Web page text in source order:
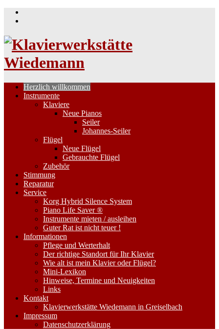
Skip
Herzlich willkommen
Instrumente
Klaviere
Neue Pianos
Seiler
Johannes-Seiler
Flügel
Neue Flügel
Gebrauchte Flügel
Zubehör
Stimmung
Reparatur
Service
Korg Hybrid Silence System
Piano Life Saver ®
Instrumente mieten / ausleihen
Guter Rat ist nicht teuer !
Informationen
Pflege und Werterhalt
Der richtige Standort für Ihr Klavier
Wie alt ist mein Klavier oder Flügel?
Mini-Lexikon
Hinweise, Termine und Neuigkeiten
Links
Kontakt
Klavierwerkstätte Wiedemann in Greiselbach
Impressum
Datenschutzerklärung